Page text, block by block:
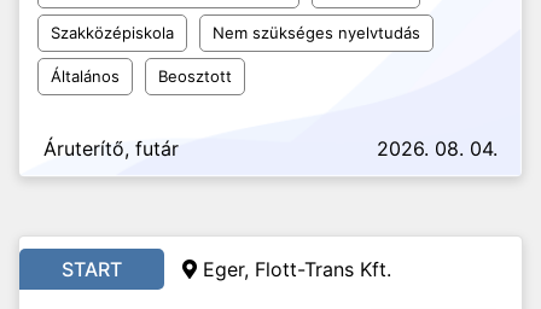
Szakközépiskola Nem szükséges nyelvtudás
Általános Beosztott
Áruterítő, futár 2026. 08. 04.
START Eger, Flott-Trans Kft.